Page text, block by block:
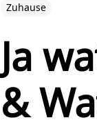
Zuhause
Ja
&